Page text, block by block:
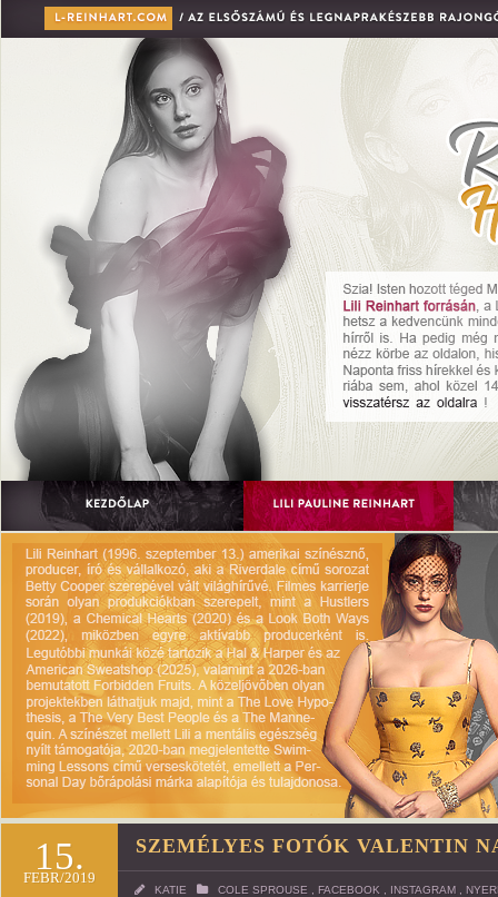
15.
FEBR/2019
SZEMÉLYES FOTÓK VALENTIN
KATIE COLE SPROUSE FACEBOOK INSTAGRAM